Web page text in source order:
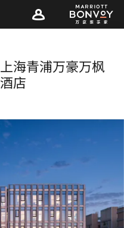
上海青浦万豪万枫
酒店